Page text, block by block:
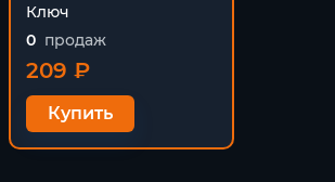
Ключ
0 продаж
209 ₽
Купить